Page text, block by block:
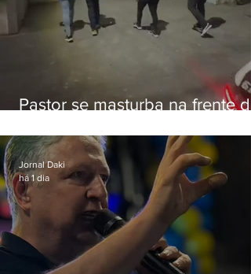
Pastor se masturba na frente de
Jornal Daki
há 1 dia